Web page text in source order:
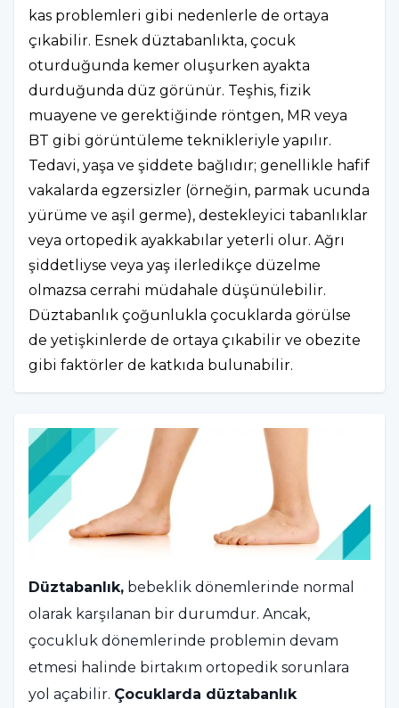
kas problemleri gibi nedenlerle de ortaya
çıkabilir. Esnek düztabanlıkta, çocuk
oturduğunda kemer oluşurken ayakta
durduğunda düz görünür. Teşhis, fizik
muayene ve gerektiğinde röntgen, MR veya
BT gibi görüntüleme teknikleriyle yapılır.
Tedavi, yaşa ve şiddete bağlıdır; genellikle hafif
vakalarda egzersizler (örneğin, parmak ucunda
yürüme ve aşil germe), destekleyici tabanlıklar
veya ortopedik ayakkabılar yeterli olur. Ağrı
şiddetliyse veya yaş ilerledikçe düzelme
olmazsa cerrahi müdahale düşünülebilir.
Düztabanlık çoğunlukla çocuklarda görülse
de yetişkinlerde de ortaya çıkabilir ve obezite
gibi faktörler de katkıda bulunabilir.
Düztabanlık, bebeklik dönemlerinde normal
olarak karşılanan bir durumdur. Ancak,
çocukluk dönemlerinde problemin devam
etmesi halinde birtakım ortopedik sorunlara
yol açabilir. Çocuklarda düztabanlık